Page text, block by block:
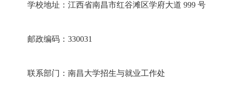
学校地址：江西省南昌市红谷滩区学府大道 999 号
邮政编码：330031
联系部门：南昌大学招生与就业工作处